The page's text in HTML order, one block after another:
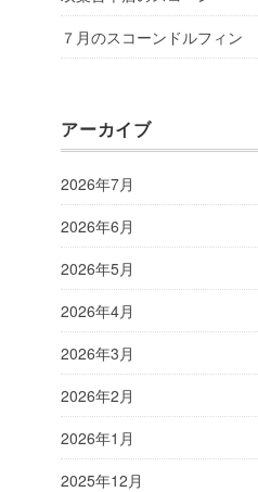
７月のスコーンドルフィン
アーカイブ
2026年7月
2026年6月
2026年5月
2026年4月
2026年3月
2026年2月
2026年1月
2025年12月